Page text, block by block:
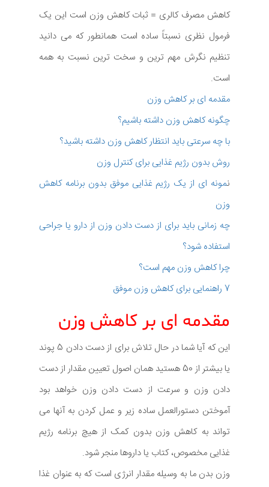
کاهش مصرف کالری = ثبات کاهش وزن است این یک
فرمول نظری نسبتاً ساده است همانطور که می دانید
تنظیم نگرش مهم ترین و سخت ترین نسبت به همه
است.
مقدمه ای بر کاهش وزن
چگونه کاهش وزن داشته باشیم؟
با چه سرعتی باید انتظار کاهش وزن داشته باشید؟
روش بدون رژیم غذایی برای کنترل وزن
نمونه ای از یک رژیم غذایی موفق بدون برنامه کاهش
وزن
چه زمانی باید برای از دست دادن وزن از دارو یا جراحی
استفاده شود؟
چرا کاهش وزن مهم است؟
7 راهنمایی برای کاهش وزن موفق
مقدمه ای بر کاهش وزن
این که آیا شما در حال تلاش برای از دست دادن 5 پوند
یا بیشتر از 50 هستید همان اصول تعیین مقدار از دست
دادن وزن و سرعت از دست دادن وزن خواهد بود
آموختن دستورالعمل ساده زیر و عمل کردن به آنها می
تواند به کاهش وزن بدون کمک از هیچ برنامه رژیم
غذایی مخصوص، کتاب یا داروها منجر شود.
وزن بدن ما به وسیله مقدار انرژی است که به عنوان غذا